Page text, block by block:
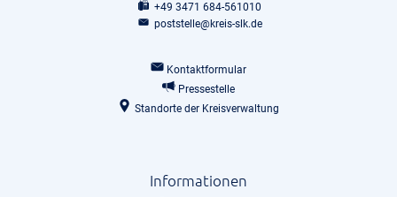
+49 3471 684-561010
poststelle@kreis-slk.de
Kontaktformular
Pressestelle
Standorte der Kreisverwaltung
Informationen